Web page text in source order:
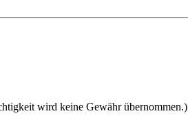
wird keine Gewähr übernommen.)